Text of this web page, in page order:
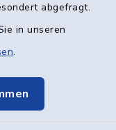
abgefragt.
in unseren
.